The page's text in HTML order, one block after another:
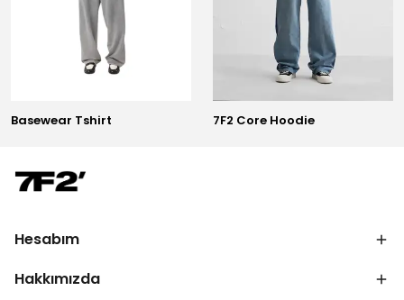
Basewear Tshirt 7F2 Core Hoodie
Hesabım
Hakkımızda